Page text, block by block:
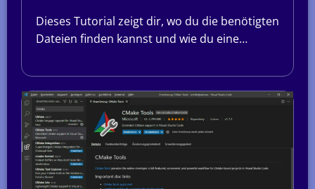
Dieses Tutorial zeigt dir, wo du die benötigten
Dateien finden kannst und wie du eine…